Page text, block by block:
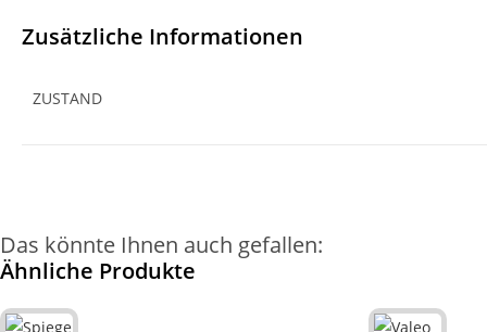
Zusätzliche Informationen
ZUSTAND
Das könnte Ihnen auch gefallen:
Ähnliche Produkte